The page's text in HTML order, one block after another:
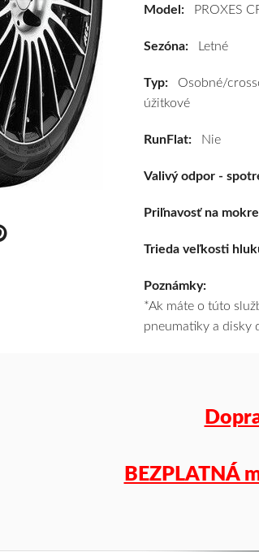
Model: PROXES
Sezóna: Letné
Typ: Osobné/
úžitkové
RunFlat: Nie
Valivý odpor -
Priľnavosť na
Trieda veľkosti
Poznámky:
*Ak máte o túto
pneumatiky a disky
BEZPLATNÁ